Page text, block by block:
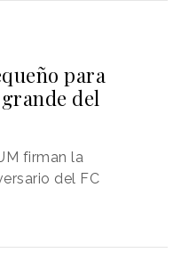
para
del
firman la
del FC